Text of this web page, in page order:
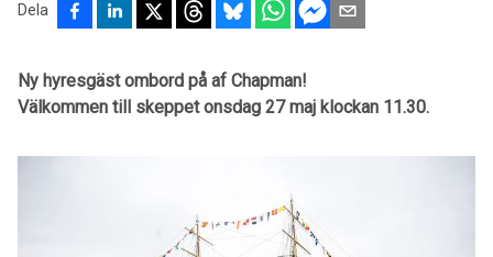
Dela
Ny hyresgäst ombord på af Chapman!
Välkommen till skeppet onsdag 27 maj klockan 11.30.